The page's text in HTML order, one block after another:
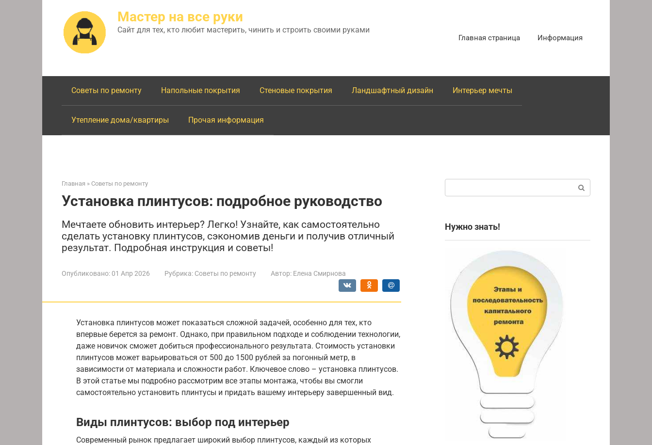
Мастер на все руки
Сайт для тех, кто любит мастерить, чинить и строить своими руками
Главная страница Информация
Советы по ремонту Напольные покрытия Стеновые покрытия Ландшафтный дизайн Интерьер мечты
Утепление дома/квартиры Прочая информация
Главная » Советы по ремонту
Установка плинтусов: подробное руководство
Мечтаете обновить интерьер? Легко! Узнайте, как самостоятельно
сделать установку плинтусов, сэкономив деньги и получив отличный
результат. Подробная инструкция и советы!
Опубликовано: 01 Апр 2026 Рубрика: Советы по ремонту Автор: Елена Смирнова
Установка плинтусов может показаться сложной задачей, особенно для тех, кто
впервые берется за ремонт. Однако, при правильном подходе и соблюдении технологии,
даже новичок сможет добиться профессионального результата. Стоимость установки
плинтусов может варьироваться от 500 до 1500 рублей за погонный метр, в
зависимости от материала и сложности работ. Ключевое слово – установка плинтусов.
В этой статье мы подробно рассмотрим все этапы монтажа, чтобы вы смогли
самостоятельно установить плинтусы и придать вашему интерьеру завершенный вид.
Виды плинтусов: выбор под интерьер
Современный рынок предлагает широкий выбор плинтусов, каждый из которых
Нужно знать!